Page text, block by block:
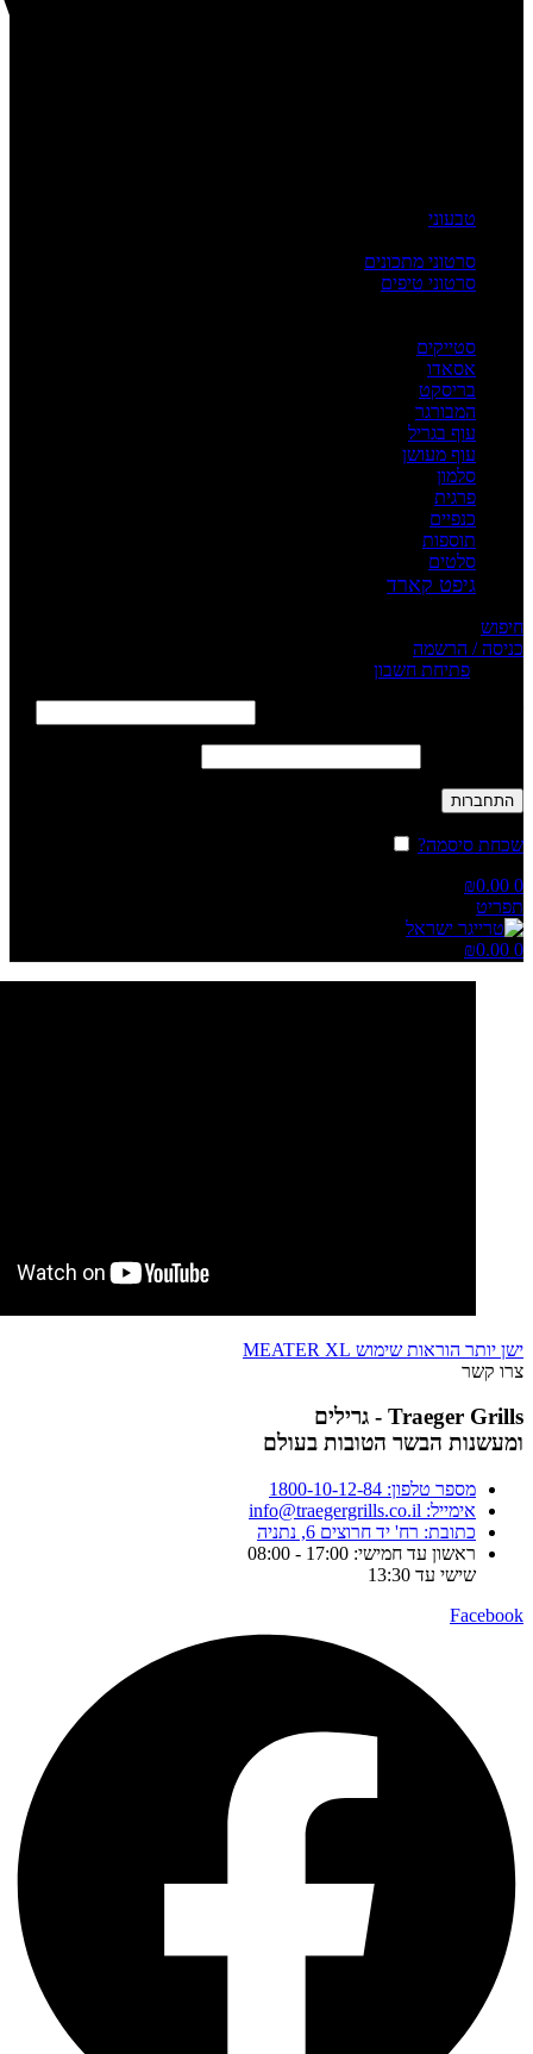
טבעוני
סרטוני מתכונים
סרטוני טיפים
סטייקים
אסאדו
בריסקט
המבורגר
עוף בגריל
עוף מעושן
סלמון
פרגית
כנפיים
תוספות
סלטים
גיפט קארד
חיפוש
כניסה / הרשמה
פתיחת חשבון
התחברות
שכחת סיסמה?
0
₪0.00
תפריט
0
₪0.00
ישן יותר הוראות שימוש MEATER XL
צרו קשר
Traeger Grills - גרילים
ומעשנות הבשר הטובות בעולם
מספר טלפון: 1800-10-12-84
אימייל: info@traegergrills.co.il
כתובת: רח' יד חרוצים 6, נתניה
ראשון עד חמישי: 17:00 - 08:00
שישי עד 13:30
Facebook